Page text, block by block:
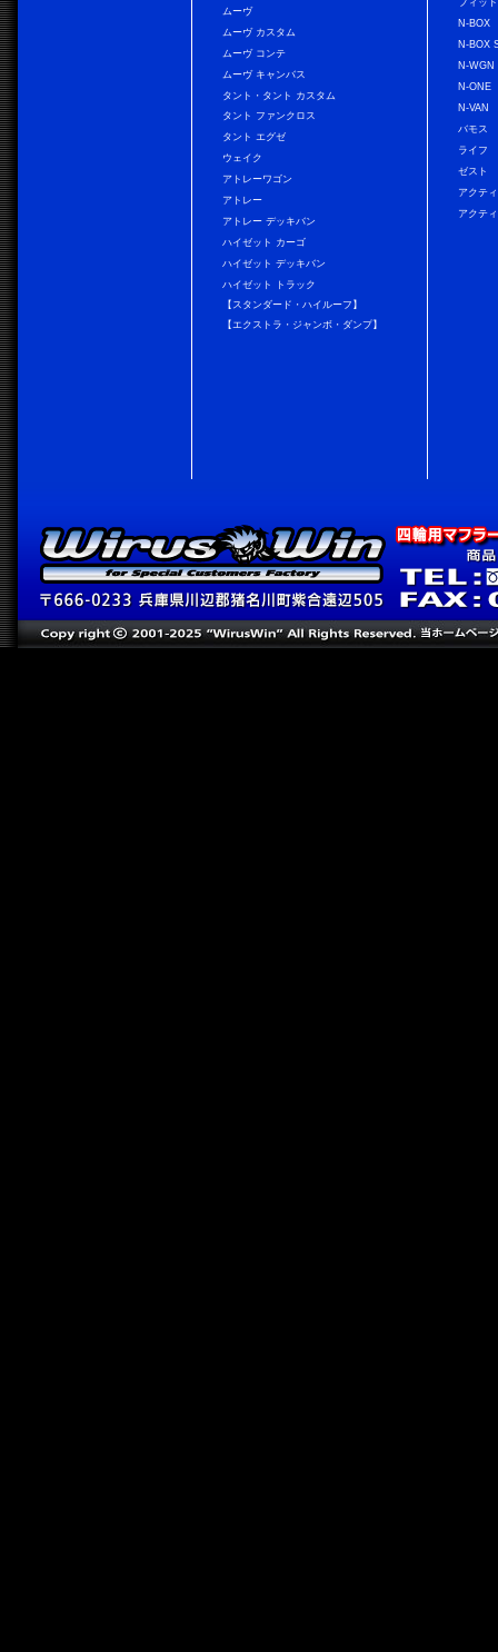
ムーヴ
ムーヴ カスタム
ムーヴ コンテ
ムーヴ キャンバス
タント・タント カスタム
タント ファンクロス
タント エグゼ
ウェイク
アトレーワゴン
アトレー
アトレー デッキバン
ハイゼット カーゴ
ハイゼット デッキバン
ハイゼット トラック
【スタンダード・ハイルーフ】
【エクストラ・ジャンボ・ダンプ】
N-BOX
N-BOX
N-WGN
N-ONE
N-VAN
バモス
ライフ
ゼスト
アクテ
アクテ